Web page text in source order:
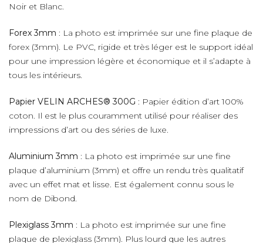
Noir et Blanc.
Forex 3mm : La photo est imprimée sur une fine plaque de
forex (3mm). Le PVC, rigide et très léger est le support idéal
pour une impression légère et économique et il s’adapte à
tous les intérieurs.
Papier VELIN ARCHES® 300G : Papier édition d’art 100%
coton. Il est le plus couramment utilisé pour réaliser des
impressions d’art ou des séries de luxe.
Aluminium 3mm : La photo est imprimée sur une fine
plaque d’aluminium (3mm) et offre un rendu très qualitatif
avec un effet mat et lisse. Est également connu sous le
nom de Dibond.
Plexiglass 3mm : La photo est imprimée sur une fine
plaque de plexiglass (3mm). Plus lourd que les autres